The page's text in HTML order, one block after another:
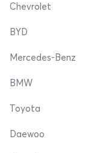
Chevrolet
BYD
Mercedes-Benz
BMW
Toyota
Daewoo